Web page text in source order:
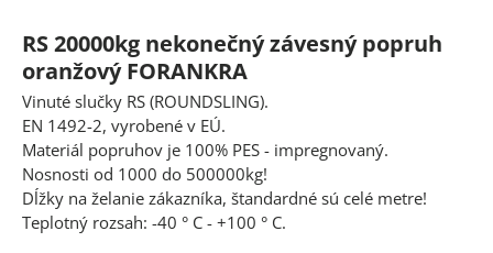
RS 20000kg nekonečný závesný popruh
oranžový FORANKRA
Vinuté slučky RS (ROUNDSLING).
EN 1492-2, vyrobené v EÚ.
Materiál popruhov je 100% PES - impregnovaný.
Nosnosti od 1000 do 500000kg!
Dĺžky na želanie zákazníka, štandardné sú celé metre!
Teplotný rozsah: -40 ° C - +100 ° C.